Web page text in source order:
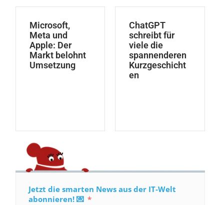
Microsoft,
Meta und
Apple: Der
Markt belohnt
Umsetzung
ChatGPT
schreibt für
viele die
spannenderen
Kurzgeschicht
en
Jetzt die smarten News aus der IT-Welt
abonnieren! 💌